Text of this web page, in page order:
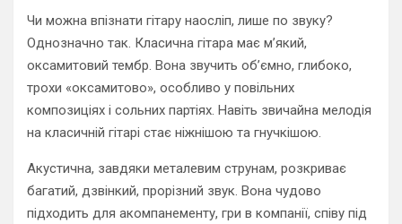
Чи можна впізнати гітару наосліп, лише по звуку?
Однозначно так. Класична гітара має м’який,
оксамитовий тембр. Вона звучить об’ємно, глибоко,
трохи «оксамитово», особливо у повільних
композиціях і сольних партіях. Навіть звичайна мелодія
на класичній гітарі стає ніжнішою та гнучкішою.
Акустична, завдяки металевим струнам, розкриває
багатий, дзвінкий, прорізний звук. Вона чудово
підходить для акомпанементу, гри в компанії, співу під